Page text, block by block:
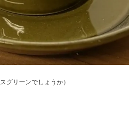
グリーンでしょうか）